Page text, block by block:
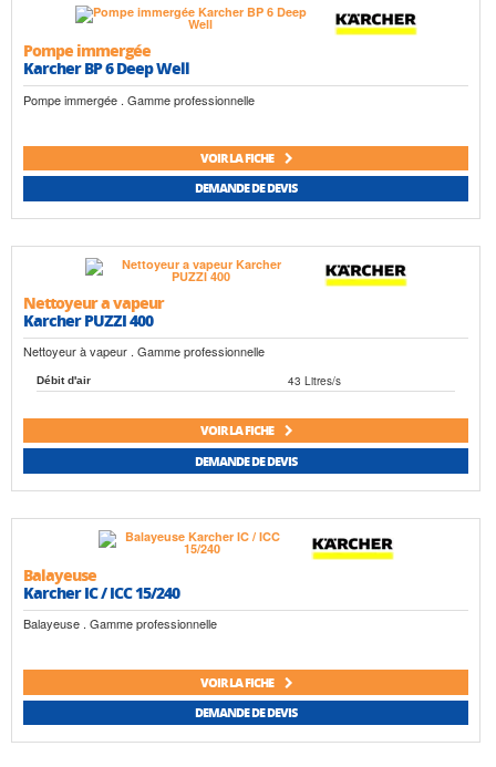
Pompe immergée
Karcher BP 6 Deep Well
Pompe immergée . Gamme professionnelle
VOIR LA FICHE
DEMANDE DE DEVIS
Nettoyeur a vapeur
Karcher PUZZI 400
Nettoyeur à vapeur . Gamme professionnelle
Débit d'air 43 Litres/s
VOIR LA FICHE
DEMANDE DE DEVIS
Balayeuse
Karcher IC / ICC 15/240
Balayeuse . Gamme professionnelle
VOIR LA FICHE
DEMANDE DE DEVIS